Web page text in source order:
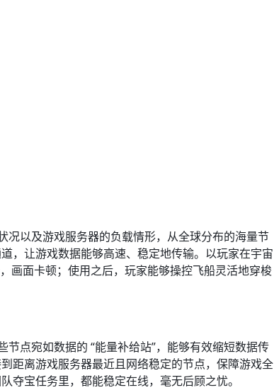
况以及游戏服务器的负载情形，从全球分布的海量节
，让游戏数据能够高速、稳定地传输。以玩家在宇宙
画面卡顿；使用之后，玩家能够操控飞船灵活地穿梭
点宛如数据的 “能量补给站”，能够有效缩短数据传
距离游戏服务器最近且网络稳定的节点，保障游戏全
夺宝任务里，都能稳定在线，毫无后顾之忧。​